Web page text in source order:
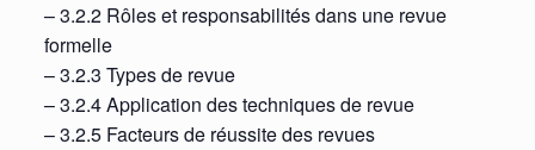
– 3.2.2 Rôles et responsabilités dans une revue
formelle
– 3.2.3 Types de revue
– 3.2.4 Application des techniques de revue
– 3.2.5 Facteurs de réussite des revues